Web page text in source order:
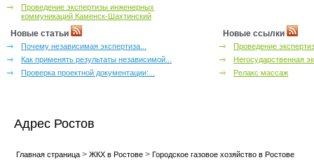
Проведение экспертизы инженерных
коммуникаций Каменск-Шахтинский
Новые статьи
Почему независимая экспертиза...
Как применять результаты независимой...
Проверка проектной документации:...
Новые ссылки
Проведение
Негосударственная
Релакс массаж
Адрес Ростов
Главная страница> ЖКХ в Ростове> Городское газовое хозяйство в Ростове